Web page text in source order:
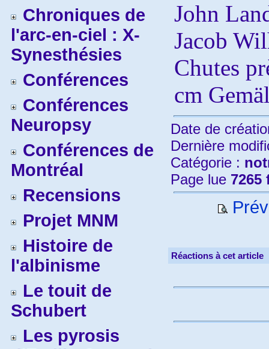
Chroniques de
l'arc-en-ciel : X-
Synesthésies
Conférences
Conférences
Neuropsy
Conférences de
Montréal
Recensions
Projet MNM
Histoire de
l'albinisme
Le touit de
Schubert
Les pyrosis
John
Jacob
Chutes
cm
Date de
Dernière
Catégorie :
Page lue 7265
Réactions à cet article